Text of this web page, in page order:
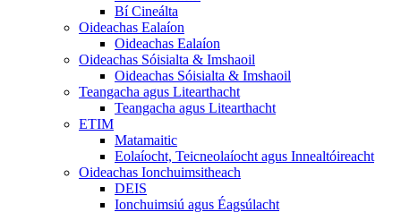
Bí Cineálta
Oideachas Ealaíon
Oideachas Ealaíon
Oideachas Sóisialta & Imshaoil
Oideachas Sóisialta & Imshaoil
Teangacha agus Litearthacht
Teangacha agus Litearthacht
ETIM
Matamaitic
Eolaíocht, Teicneolaíocht agus Innealtóireacht
Oideachas Ionchuimsitheach
DEIS
Ionchuimsiú agus Éagsúlacht